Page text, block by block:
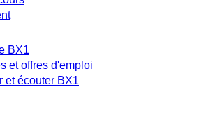
BX1
et offres d'emploi
et écouter BX1